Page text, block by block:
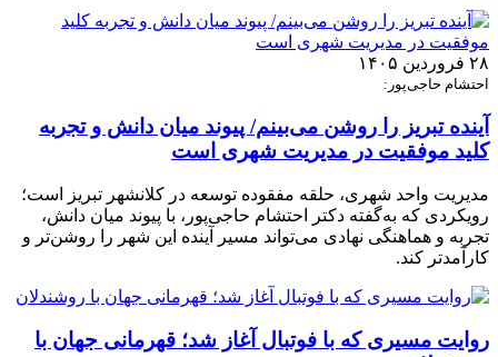
۲۸ فروردین ۱۴۰۵
احتشام حاجی‌پور:
آینده تبریز را روشن می‌بینم/ پیوند میان دانش و تجربه
کلید موفقیت در مدیریت شهری است
مدیریت واحد شهری، حلقه مفقوده توسعه در کلانشهر تبریز است؛
رویکردی که به‌گفته دکتر احتشام حاجی‌پور، با پیوند میان دانش،
تجربه و هماهنگی نهادی می‌تواند مسیر آینده این شهر را روشن‌تر و
کارآمدتر کند.
روایت مسیری که با فوتبال آغاز شد؛ قهرمانی جهان با